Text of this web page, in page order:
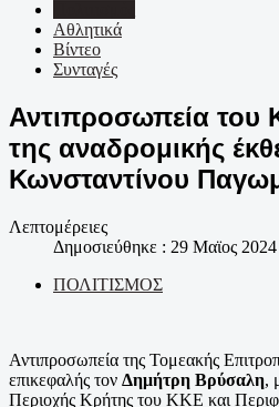
Αθλητικά
Βίντεο
Συνταγές
Αντιπροσωπεία του
της αναδρομικής
Κωνσταντίνου
Λεπτομέρειες
Δημοσιεύθηκε : 29 Μαϊος 2024
ΠΟΛΙΤΙΣΜΟΣ
Αντιπροσωπεία της Τομεακής
επικεφαλής τον Δημήτρη Βρύσαλη,
Περιοχής Κρήτης του ΚΚΕ και